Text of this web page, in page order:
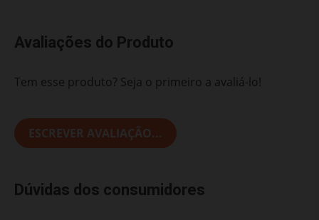
Avaliações do Produto
Tem esse produto? Seja o primeiro a avaliá-lo!
ESCREVER AVALIAÇÃO...
Dúvidas dos consumidores